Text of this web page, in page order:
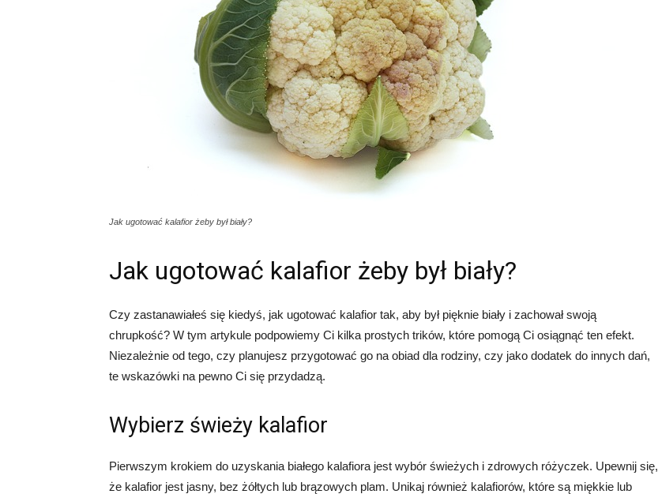
zdrowie,
urodę
i
Jak ugotować kalafior żeby był biały?
Jak ugotować kalafior żeby był biały?
Czy zastanawiałeś się kiedyś, jak ugotować kalafior tak, aby był pięknie biały i zachował swoją
chrupkość? W tym artykule podpowiemy Ci kilka prostych trików, które pomogą Ci osiągnąć ten efekt.
Niezależnie od tego, czy planujesz przygotować go na obiad dla rodziny, czy jako dodatek do innych dań,
te wskazówki na pewno Ci się przydadzą.
Wybierz świeży kalafior
Pierwszym krokiem do uzyskania białego kalafiora jest wybór świeżych i zdrowych różyczek. Upewnij się,
że kalafior jest jasny, bez żółtych lub brązowych plam. Unikaj również kalafiorów, które są miękkie lub